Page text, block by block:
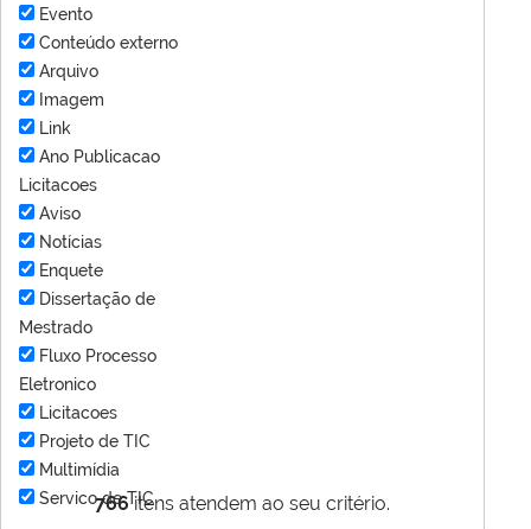
766itens atendem ao seu critério.
Evento
Conteúdo externo
Arquivo
Imagem
Link
Ano Publicacao
Licitacoes
Aviso
Notícias
Enquete
Dissertação de
Mestrado
Fluxo Processo
Eletronico
Licitacoes
Projeto de TIC
Multimídia
Servico de TIC